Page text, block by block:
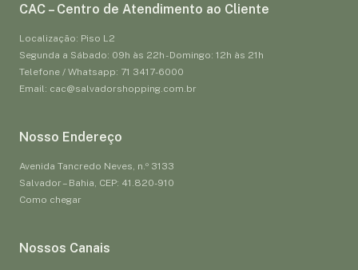
CAC – Centro de Atendimento ao Cliente
Localização: Piso L2
Segunda a Sábado: 09h às 22h - Domingo: 12h às 21h
Telefone / Whatsapp: 71 3417-6000
Email: cac@salvadorshopping.com.br
Nosso Endereço
Avenida Tancredo Neves, n.º 3133
Salvador – Bahia, CEP: 41.820-910
Como chegar
Nossos Canais